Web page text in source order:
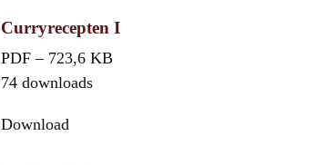
Curryrecepten I
PDF – 723,6 KB
74 downloads
Download